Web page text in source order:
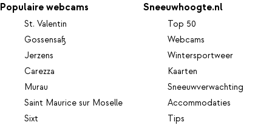
Populaire webcams
St. Valentin
Gossensaß
Jerzens
Carezza
Murau
Saint Maurice sur Moselle
Sixt
Sneeuwhoogte.nl
Top 50
Webcams
Wintersportweer
Kaarten
Sneeuwverwachting
Accommodaties
Tips